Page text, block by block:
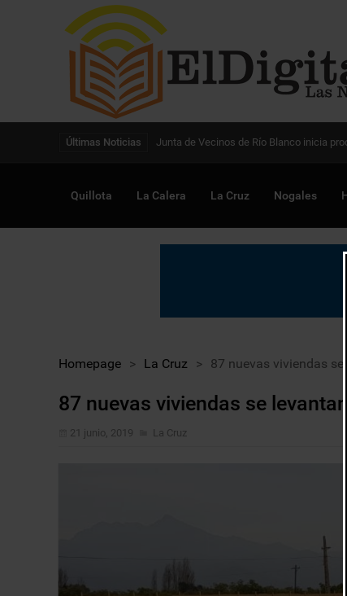
Últimas Noticias Digitalización de la gestión pública
Quillota La Calera La Cruz Nogales
Homepage > La Cruz > 87 nuevas viviendas
87 nuevas viviendas se
21 junio, 2019 La Cruz